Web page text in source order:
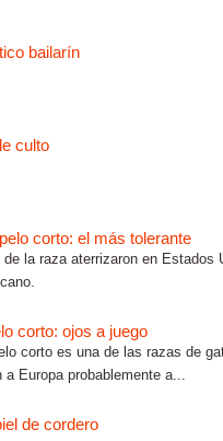
bailarín
culto
corto: el más tolerante
de la raza aterrizaron en
corto: ojos a juego
corto es una de las razas de
a Europa probablemente a...
de cordero